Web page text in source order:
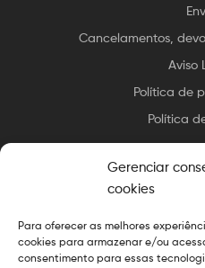
Gerenciar
cookies
Para oferecer as melhores
cookies para armazenar e/ou
consentimento para essas
Cancelamentos,
Aviso
Política de
Política
Direitos autorais © 2025 Essax.
Design